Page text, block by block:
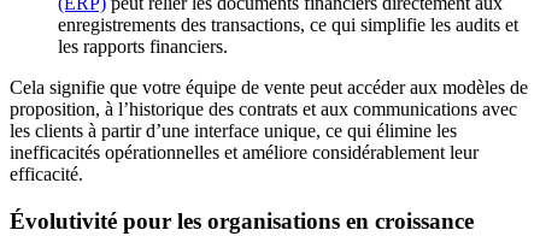
enregistrements des transactions, ce qui simplifie les audits et
les rapports financiers.
Cela signifie que votre équipe de vente peut accéder aux modèles de
proposition, à l’historique des contrats et aux communications avec
les clients à partir d’une interface unique, ce qui élimine les
inefficacités opérationnelles et améliore considérablement leur
efficacité.
Évolutivité pour les organisations en croissance